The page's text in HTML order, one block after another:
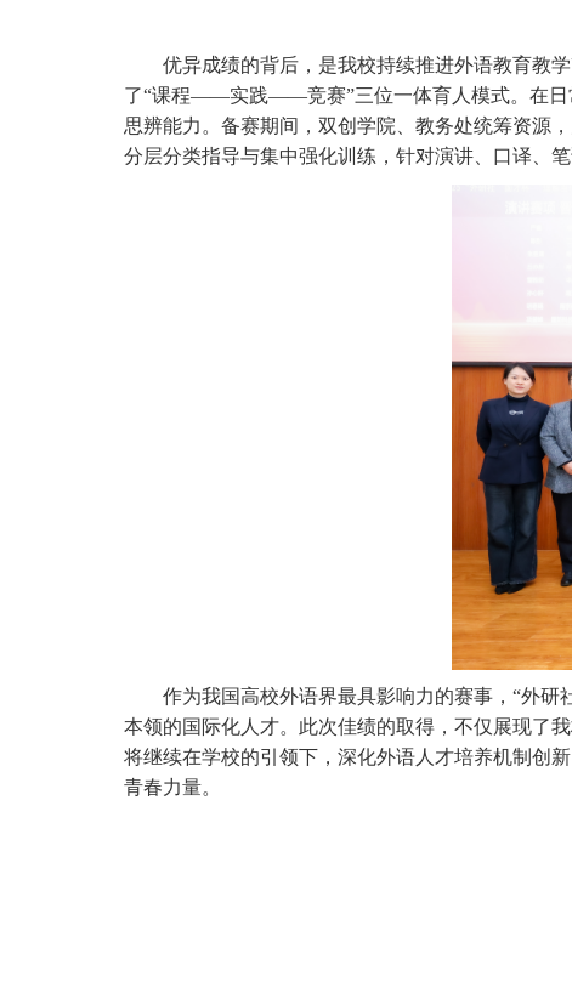
优异成绩的背后，是我校持续推进外语教育教
了“课程——实践——竞赛”三位一体育人模式。在
思辨能力。备赛期间， 双创学院 、教务处统筹资源
分层分类指导与集中强化训练，针对演讲、口译、
作为我国高校外语界最具影响力的赛事， “外研
本领的国际化人才。此次佳绩的取得，不仅展现了
将继续在学校的引领下， 深化外语人才培养机制创
青春力量。